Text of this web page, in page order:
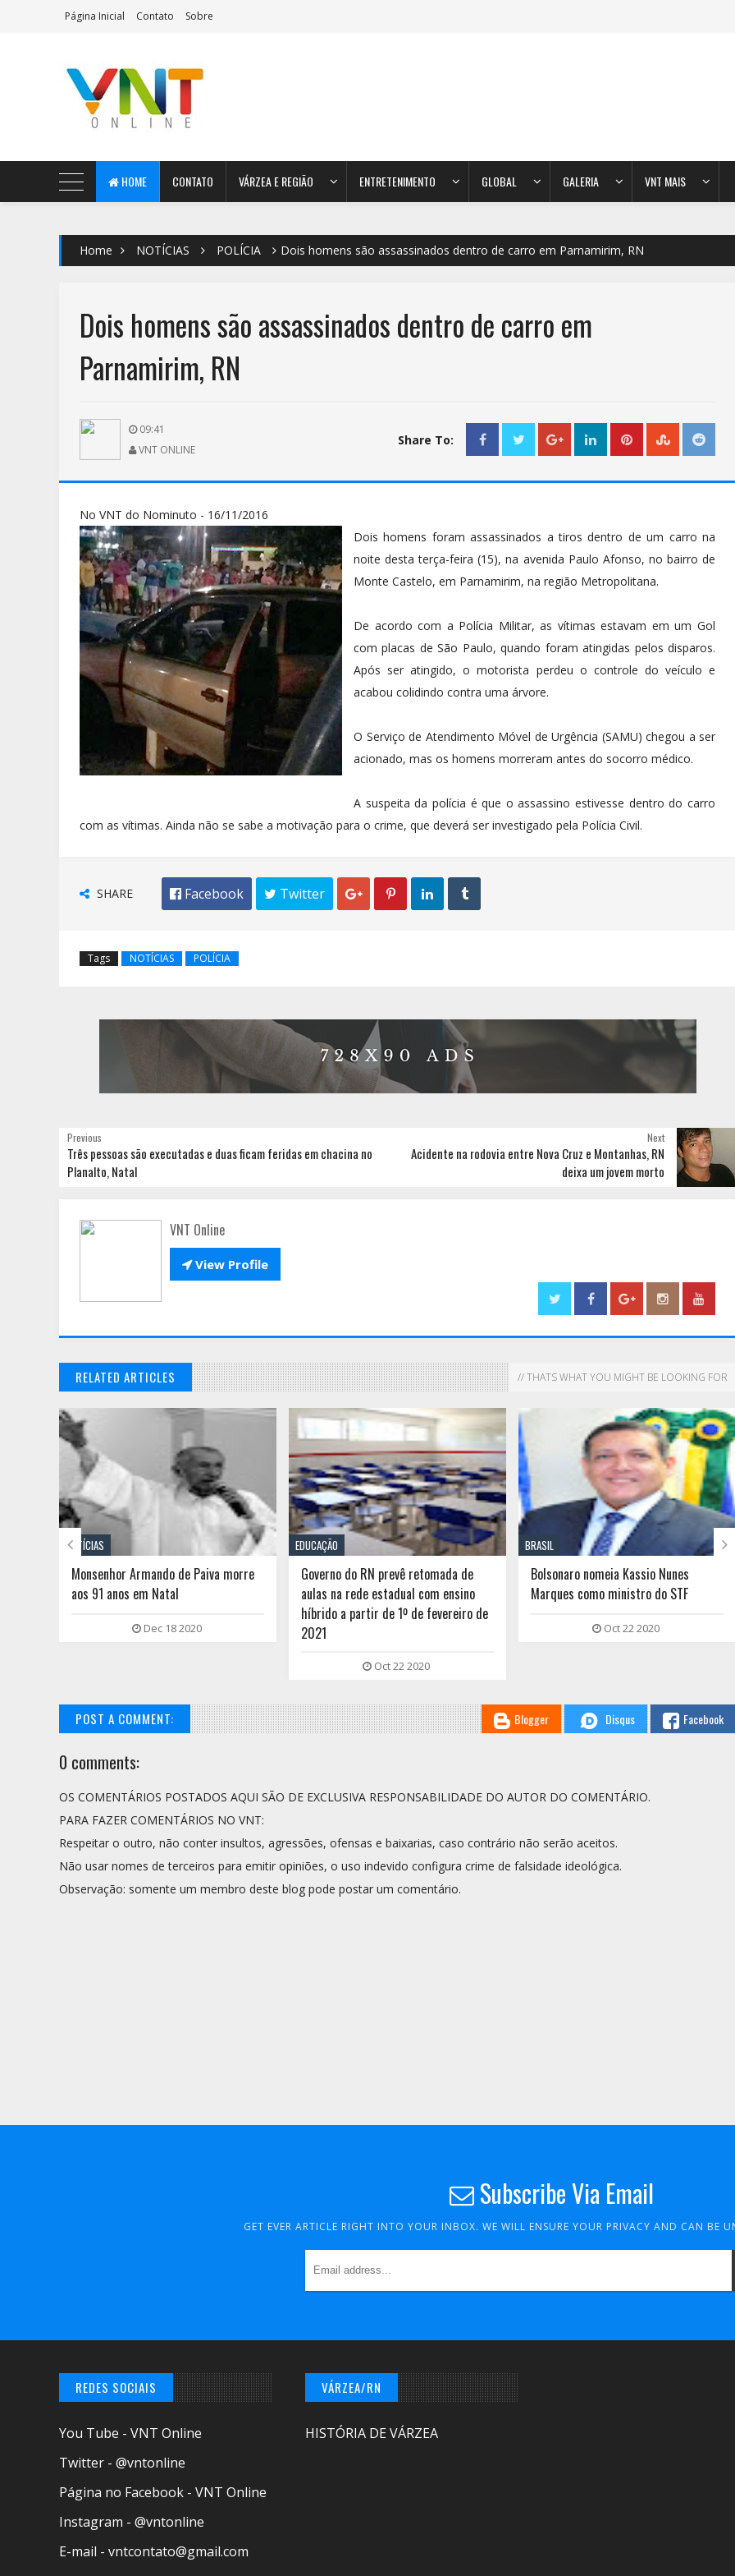
Página Inicial Contato Sobre
AeroMag Blogger Template
HOME CONTATO VÁRZEA E REGIÃO ENTRETENIMENTO GLOBAL GALERIA VNT MAIS
Home NOTÍCIAS POLÍCIA Dois homens são assassinados dentro de carro em Parnamirim, RN
Dois homens são assassinados dentro de carro em
Parnamirim, RN
09:41
VNT ONLINE
Share To:
No VNT do Nominuto - 16/11/2016
Dois homens foram assassinados a tiros dentro de um carro na
noite desta terça-feira (15), na avenida Paulo Afonso, no bairro de
Monte Castelo, em Parnamirim, na região Metropolitana.
De acordo com a Polícia Militar, as vítimas estavam em um Gol
com placas de São Paulo, quando foram atingidas pelos disparos.
Após ser atingido, o motorista perdeu o controle do veículo e
acabou colidindo contra uma árvore.
O Serviço de Atendimento Móvel de Urgência (SAMU) chegou a ser
acionado, mas os homens morreram antes do socorro médico.
A suspeita da polícia é que o assassino estivesse dentro do carro
com as vítimas. Ainda não se sabe a motivação para o crime, que deverá ser investigado pela Polícia Civil.
SHARE  Facebook  Twitter    
Tags NOTÍCIAS POLÍCIA
Next
Acidente na rodovia entre Nova Cruz e Montanhas, RN
deixa um jovem morto
Previous
Três pessoas são executadas e duas ficam feridas em chacina no
Planalto, Natal
VNT Online
View Profile
RELATED ARTICLES // THATS WHAT YOU MIGHT BE LOOKING FOR
NOTÍCIAS
Monsenhor Armando de Paiva morre
aos 91 anos em Natal
Dec 18 2020
EDUCAÇÃO
Governo do RN prevê retomada de
aulas na rede estadual com ensino
híbrido a partir de 1º de fevereiro de
2021
Oct 22 2020
BRASIL
Bolsonaro nomeia Kassio Nunes
Marques como ministro do STF
Oct 22 2020
 
POST A COMMENT: Blogger Disqus Facebook
0 comments:
OS COMENTÁRIOS POSTADOS AQUI SÃO DE EXCLUSIVA RESPONSABILIDADE DO AUTOR DO COMENTÁRIO.
PARA FAZER COMENTÁRIOS NO VNT:
Respeitar o outro, não conter insultos, agressões, ofensas e baixarias, caso contrário não serão aceitos.
Não usar nomes de terceiros para emitir opiniões, o uso indevido configura crime de falsidade ideológica.
Observação: somente um membro deste blog pode postar um comentário.
Subscribe Via Email
GET EVER ARTICLE RIGHT INTO YOUR INBOX. WE WILL ENSURE YOUR PRIVACY AND CAN BE
REDES SOCIAIS
You Tube - VNT Online
Twitter - @vntonline
Página no Facebook - VNT Online
Instagram - @vntonline
E-mail - vntcontato@gmail.com
VÁRZEA/RN
HISTÓRIA DE VÁRZEA